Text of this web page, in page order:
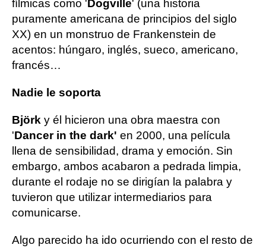
fílmicas como 'Dogville' (una historia
puramente americana de principios del siglo
XX) en un monstruo de Frankenstein de
acentos: húngaro, inglés, sueco, americano,
francés…
Nadie le soporta
Björk y él hicieron una obra maestra con
'Dancer in the dark' en 2000, una película
llena de sensibilidad, drama y emoción. Sin
embargo, ambos acabaron a pedrada limpia,
durante el rodaje no se dirigían la palabra y
tuvieron que utilizar intermediarios para
comunicarse.
Algo parecido ha ido ocurriendo con el resto de